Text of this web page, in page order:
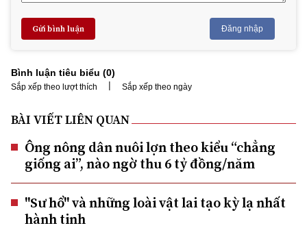
Gửi bình luận Đăng nhập
Bình luận tiêu biểu (0)
Sắp xếp theo lượt thích | Sắp xếp theo ngày
BÀI VIẾT LIÊN QUAN
Ông nông dân nuôi lợn theo kiểu “chẳng
giống ai”, nào ngờ thu 6 tỷ đồng/năm
"Sư hổ" và những loài vật lai tạo kỳ lạ nhất
hành tinh